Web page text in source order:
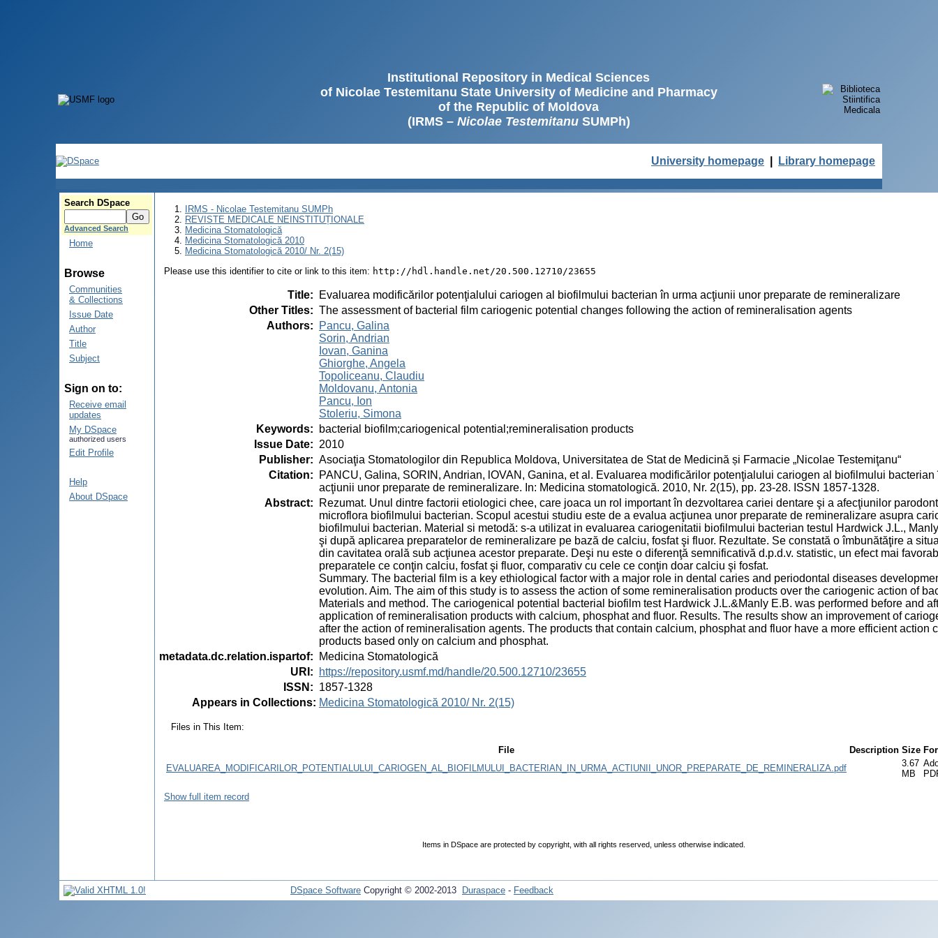
Institutional Repository in Medical Sciences
of Nicolae Testemitanu State University of Medicine and Pharmacy
of the Republic of Moldova
(IRMS – Nicolae TestemitanuSUMPh)
University homepage Library homepage
Search DSpace
Advanced Search
Home
Browse
Communities
& Collections
Issue Date
Author
Title
Subject
Sign on to:
Receive email
updates
My DSpace
authorized users
Edit Profile
Help
About DSpace
IRMS - Nicolae Testemitanu SUMPh
REVISTE MEDICALE NEINSTITUȚIONALE
Medicina Stomatologică
Medicina Stomatologică 2010
Medicina Stomatologică 2010/ Nr. 2(15)
Please use this identifier to cite or link to this item: http://hdl.handle.net/20.500.12710/23655
Title:
Evaluarea modificărilor potenţialului cariogen al biofilmului bacterian în urma acţiunii unor preparate de remineralizare
Other Titles: The assessment of bacterial film cariogenic potential changes following the action of remineralisation agents
Authors:
Pancu, Galina
Sorin, Andrian
Iovan, Ganina
Ghiorghe, Angela
Topoliceanu, Claudiu
Moldovanu, Antonia
Pancu, Ion
Stoleriu, Simona
Keywords:
bacterial biofilm;cariogenical potential;remineralisation products
Issue Date: 2010
Publisher: Asociaţia Stomatologilor din Republica Moldova, Universitatea de Stat de Medicină și Farmacie „Nicolae Testemiţanu“
Citation:
PANCU, Galina, SORIN, Andrian, lOVAN, Ganina, et al. Evaluarea modificărilor potenţialului cariogen al biofilmului bacterian
acţiunii unor preparate de remineralizare. In: Medicina stomatologică. 2010, Nr. 2(15), pp. 23-28. ISSN 1857-1328.
Abstract:
Rezumat. Unul dintre factorii etiologici chee, care joaca un rol important în dezvoltarea cariei dentare şi a afecţiunilor
microflora biofilmului bacterian. Scopul acestui studiu este de a evalua acţiunea unor preparate de remineralizare asupra
biofilmului bacterian. Material si metodă: s-a utilizat in evaluarea cariogenitatii biofilmului bacterian testul Hardwick J.L.,
şi după aplicarea preparatelor de remineralizare pe bază de calciu, fosfat şi fluor. Rezultate. Se constată o îmbunătăţire a
din cavitatea orală sub acţiunea acestor preparate. Deşi nu este o diferenţă semnificativă d.p.d.v. statistic, un efect mai
preparatele ce conţin calciu, fosfat şi fluor, comparativ cu cele ce conţin doar calciu şi fosfat.
Summary. The bacterial film is a key ethiological factor with a major role in dental caries and periodontal diseases
evolution. Aim. The aim of this study is to assess the action of some remineralisation products over the cariogenic action of
Materials and method. The cariogenical potential bacterial biofilm test Hardwick J.L.&Manly E.B. was performed before and
application of remineralisation products with calcium, phosphat and fluor. Results. The results show an improvement of
after the action of remineralisation agents. The products that contain calcium, phosphat and fluor have a more efficient action
products based only on calcium and phosphat.
metadata.dc.relation.ispartof:
Medicina Stomatologică
URI :
https://repository.usmf.md/handle/20.500.12710/23655
ISSN : 1857-1328
Appears in Collections: Medicina Stomatologică 2010/ Nr. 2(15)
Files in This Item:
File Description Size
EVALUAREA_MODIFICARILOR_POTENTIALULUI_CARIOGEN_AL_BIOFILMULUI_BACTERIAN_IN_URMA_ACTIUNII_UNOR_PREPARATE_DE_REMINERALIZA.pdf
3.67
MB
Show full item record
Items in DSpace are protected by copyright, with all rights reserved, unless otherwise indicated.
DSpace Software Copyright © 2002-2013 Duraspace - Feedback